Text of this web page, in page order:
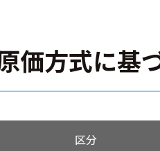
価方式に基
区分